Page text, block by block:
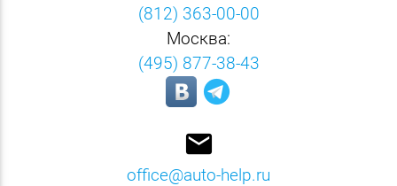
(812) 363-00-00
Москва:
(495) 877-38-43
email
office@auto-help.ru